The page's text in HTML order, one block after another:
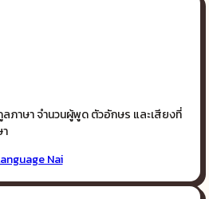
ลภาษา จำนวนผู้พูด ตัวอักษร และเสียงที่
Nai